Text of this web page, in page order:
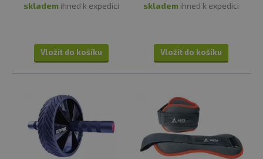
skladem ihned k expedici
Vložit do košíku
skladem ihned k expedici
Vložit do košíku